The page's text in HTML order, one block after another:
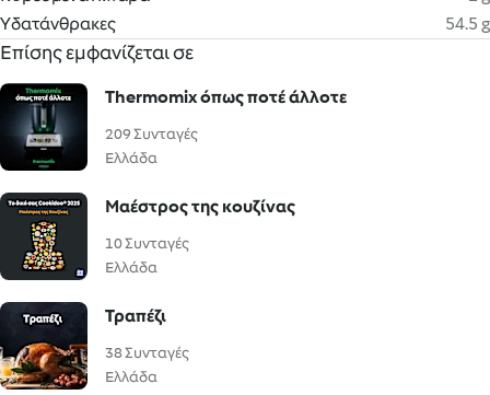
Υδατάνθρακες
54.5 g
Επίσης εμφανίζεται σε
Thermomix όπως ποτέ άλλοτε
209 Συνταγές
Ελλάδα
Μαέστρος της κουζίνας
10 Συνταγές
Ελλάδα
Τραπέζι
38 Συνταγές
Ελλάδα